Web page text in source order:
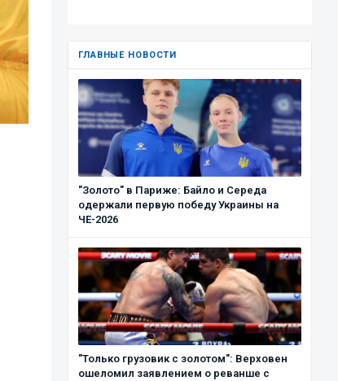
ГЛАВНЫЕ НОВОСТИ
"Золото" в Париже: Байло и Середа
одержали первую победу Украины на
ЧЕ-2026
"Только грузовик с золотом": Верховен
ошеломил заявлением о реванше с